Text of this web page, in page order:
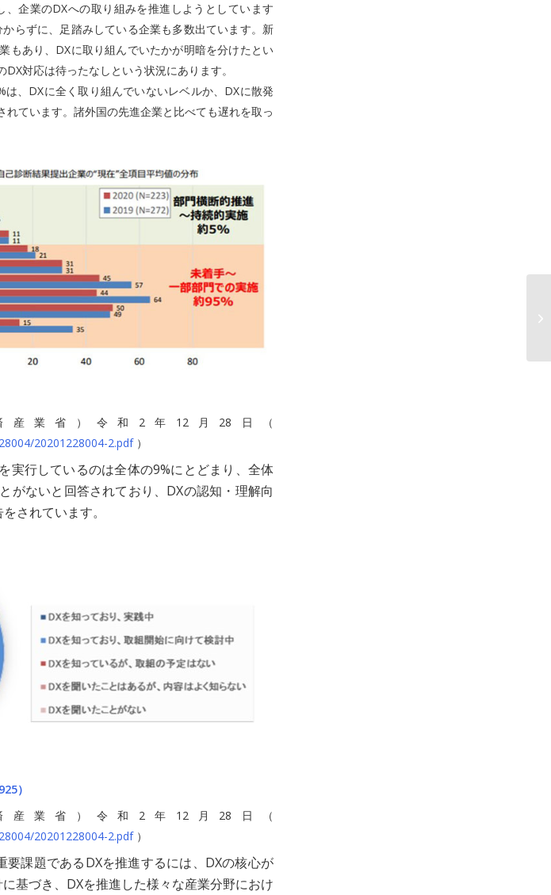
企業のDXへの取り組みを推進しようとしています
らずに、足踏みしている企業も多数出ています。新
もあり、DXに取り組んでいたかが明暗を分けたとい
対応は待ったなしという状況にあります。
、DXに全く取り組んでいないレベルか、DXに散発
ています。諸外国の先進企業と比べても遅れを取っ
産業省）令和2年12月28日（
20201228004-2.pdf）
実行しているのは全体の9%にとどまり、全体
がないと回答されており、DXの認知・理解向
されています。
）
産業省）令和2年12月28日（
20201228004-2.pdf）
課題であるDXを推進するには、DXの核心が
基づき、DXを推進した様々な産業分野におけ